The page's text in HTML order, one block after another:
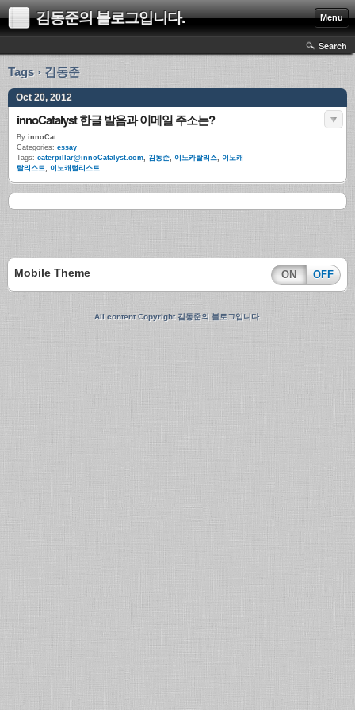
김동준의 블로그입니다. Menu
Search
Tags › 김동준
Oct 20, 2012
innoCatalyst 한글 발음과 이메일 주소는?
By innoCat
Categories: essay
Tags: caterpillar@innoCatalyst.com, 김동준, 이노카탈리스, 이노캐
탈리스트, 이노캐털리스트
Mobile Theme ON OFF
All content Copyright 김동준의 블로그입니다.